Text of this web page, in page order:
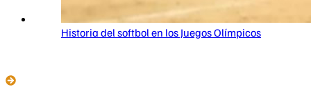
Historia del softbol en los Juegos Olímpicos